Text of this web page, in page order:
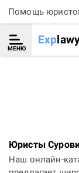
Помощь
МЕНЮ
Exp
Юристы
Наш онлайн-